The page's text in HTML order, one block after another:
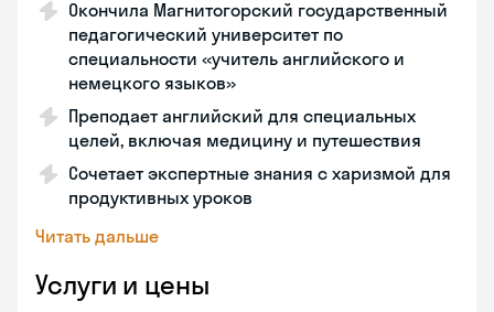
Окончила Магнитогорский государственный
педагогический университет по
специальности «учитель английского и
немецкого языков»
Преподает английский для специальных
целей, включая медицину и путешествия
Сочетает экспертные знания с харизмой для
продуктивных уроков
Читать дальше
Услуги и цены